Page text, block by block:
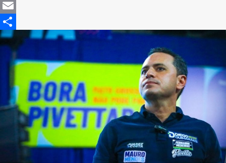
Mastodon
Email
Share